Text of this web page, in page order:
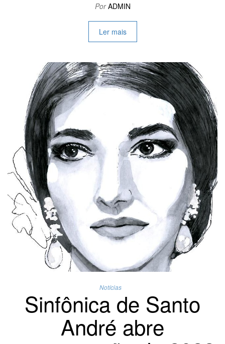
Por ADMIN
Ler mais
Notícias
Sinfônica de Santo
André abre